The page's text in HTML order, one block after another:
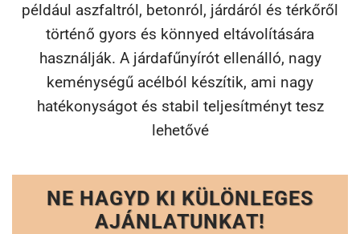
például aszfaltról, betonról, járdáról és térkőről
történő gyors és könnyed eltávolítására
használják. A járdafűnyírót ellenálló, nagy
keménységű acélból készítik, ami nagy
hatékonyságot és stabil teljesítményt tesz
lehetővé
NE HAGYD KI KÜLÖNLEGES
AJÁNLATUNKAT!